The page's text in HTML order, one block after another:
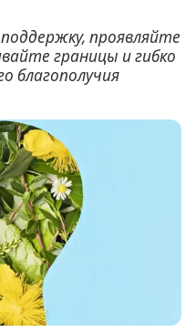
проявляйте
границы и гибко
благополучия